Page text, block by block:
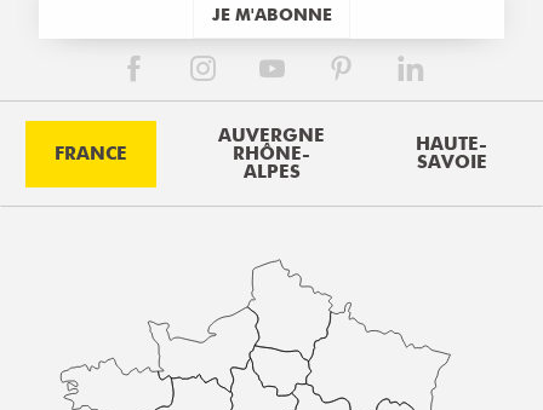
JE M'ABONNE
FRANCE
AUVERGNE
RHÔNE-
ALPES
HAUTE-
SAVOIE